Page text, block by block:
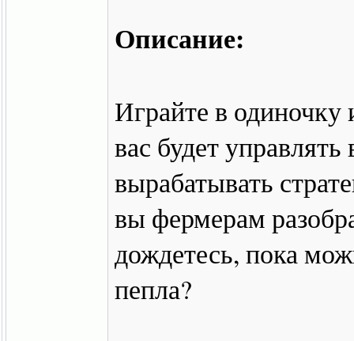
Описание:
Играйте в
вас будет
вырабатывать
вы фермерам
дождетесь, пока
пепла?